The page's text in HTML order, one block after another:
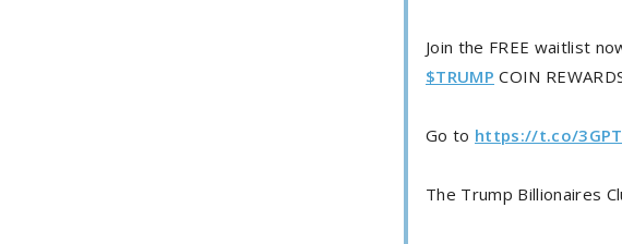
Join the FREE waitlist
$TRUMP COIN
Go to https://t.co/
The Trump Billionaires